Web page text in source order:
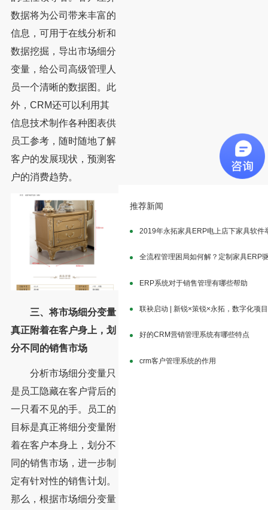
数据将为公司带来丰富的
信息，可用于在线分析和
数据挖掘，导出市场细分
变量，给公司高级管理人
员一个清晰的数据图。此
外，CRM还可以利用其
信息技术制作各种图表供
员工参考，随时随地了解
客户的发展现状，预测客
户的消费趋势。
三、将市场细分变量
真正附着在客户身上，划
分不同的销售市场
分析市场细分变量只
是员工隐藏在客户背后的
一只看不见的手。员工的
目标是真正将细分变量附
着在客户本身上，划分不
同的销售市场，进一步制
定有针对性的销售计划。
那么，根据市场细分变量
推荐新闻
2019年永拓家具ERP电上店下家具软件
全流程管理困局如何解？定制家具ERP
ERP系统对于销售管理有哪些帮助
联袂启动 | 新锐×策锐×永拓，数字化项
好的CRM营销管理系统有哪些特点
crm客户管理系统的作用